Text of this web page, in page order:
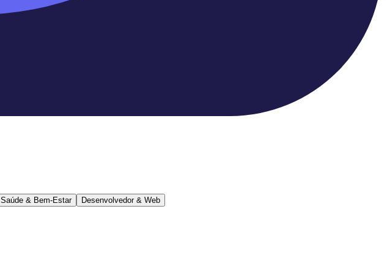
Saúde & Bem-Estar Desenvolvedor & Web